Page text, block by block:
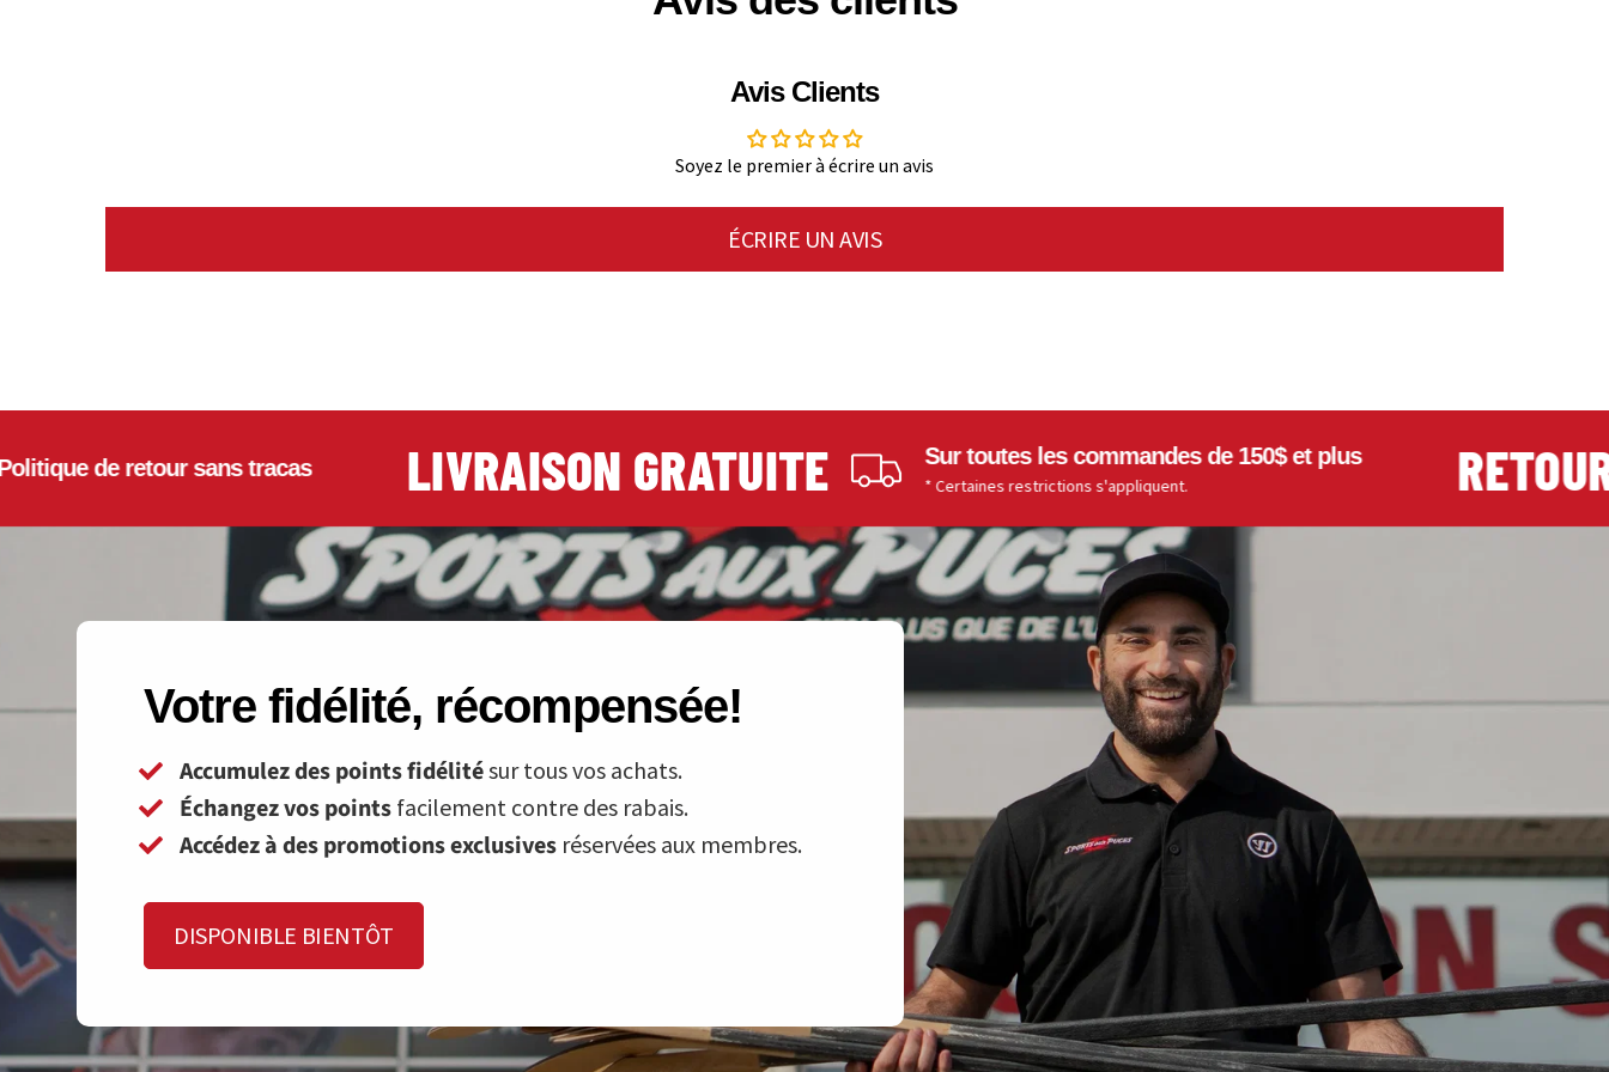
Avis Clients
Soyez le premier à écrire un avis
ÉCRIRE UN AVIS
de retour sans tracas LIVRAISON GRATUITE Sur toutes les commandes de 150$ et plus
* Certaines restrictions s'appliquent. RETOURS
Votre fidélité, récompensée!
Accumulez des points fidélitésur tous vos achats.
Échangez vos points facilement contre des rabais.
Accédez à des promotions exclusives réservées aux membres.
DISPONIBLE BIENTÔT